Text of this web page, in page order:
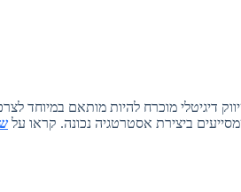
דיגיטלי מוכרח להיות מותאם במיוחד
ביצירת אסטרטגיה נכונה. קראו על